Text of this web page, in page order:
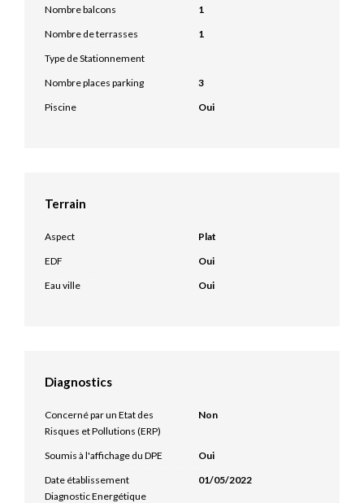
Nombre balcons
1
Nombre de terrasses
1
Type de Stationnement
Nombre places parking
3
Piscine
Oui
Terrain
Aspect
Plat
EDF
Oui
Eau ville
Oui
Diagnostics
Concerné par un Etat des
Risques et Pollutions (ERP)
Non
Soumis à l'affichage du DPE
Oui
Date établissement
Diagnostic Energétique
01/05/2022